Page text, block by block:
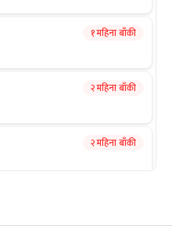
१ महिना बाँकी
२ महिना बाँकी
२ महिना बाँकी